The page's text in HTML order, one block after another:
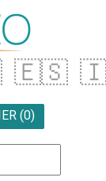
🇪🇸
(0)